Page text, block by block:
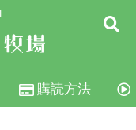
購読方法